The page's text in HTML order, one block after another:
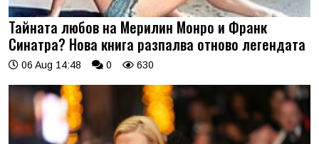
Тайната любов на Мерилин Монро и Франк
Синатра? Нова книга разпалва отново легендата
06 Aug 14:48 0 630